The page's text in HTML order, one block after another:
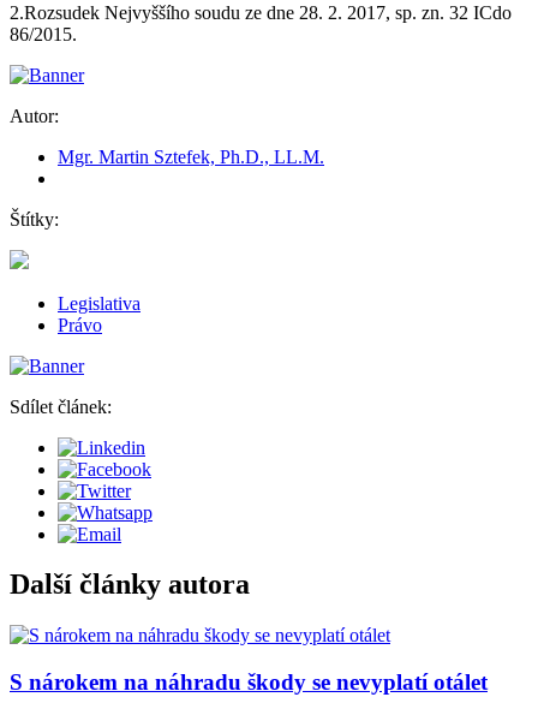
2.Rozsudek Nejvyššího soudu ze dne 28. 2. 2017, sp. zn. 32 ICdo
86/2015.
Autor:
Mgr. Martin Sztefek, Ph.D., LL.M.
Štítky:
Legislativa
Právo
Sdílet článek:
Další články autora
S nárokem na náhradu škody se nevyplatí otálet